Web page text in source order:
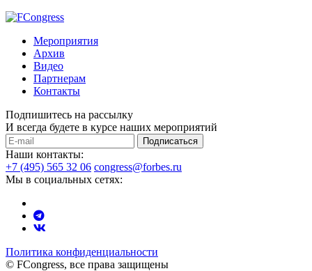
Мероприятия
Архив
Видео
Партнерам
Контакты
Подпишитесь на рассылку
И всегда будете в курсе наших мероприятий
Подписаться
Наши контакты:
+7 (495) 565 32 06 congress@forbes.ru
Мы в социальных сетях:
Политика конфиденциальности
© FCongress, все права защищены